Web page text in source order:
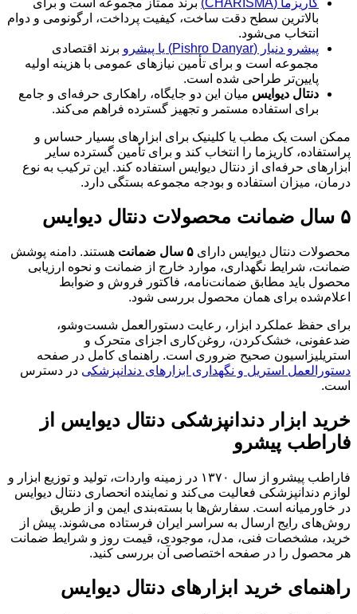
کاریزما (CHARISMA)
برند ممتاز مجموعه است و برای
بالاترین سطح دقت ساخت، کیفیت پرداخت، ارگونومی و دوام
انتخاب می‌شود.
پیشرو دنیار (Pishro Danyar) یا پیشرو
برند اقتصادی
مجموعه است و برای تأمین نیازهای عمومی با هزینه اولیه
پایین‌تر طراحی شده است.
دنتال دیوایس میان این دو جایگاه، راهکاری حرفه‌ای و جامع
برای استفاده مستمر و تجهیز گسترده فراهم می‌کند.
ممکن است یک مطب یا کلینیک برای ابزارهای بسیار حساس و
پراستفاده، کاریزما را انتخاب کند و برای تأمین گسترده سایر
ابزارهای حرفه‌ای از دنتال دیوایس استفاده کند. این ترکیب به نوع
درمان، میزان استفاده و بودجه مجموعه بستگی دارد.
۵ سال ضمانت محصولات دنتال دیوایس
محصولات دنتال دیوایس دارای ۵ سال ضمانت
هستند. دامنه پوشش
ضمانت، شرایط نگهداری، موارد خارج از ضمانت و نحوه ارزیابی
محصول باید مطابق ضمانت‌نامه، فاکتور فروش و ضوابط
اعلام‌شده برای همان محصول بررسی شود.
برای حفظ عملکرد ابزار، رعایت دستورالعمل شست‌وشو،
ضدعفونی، خشک‌کردن، روغن‌کاری اجزای متحرک و
استریلیزاسیون صحیح ضروری است. راهنمای کامل در صفحه
دستورالعمل استریل و نگهداری ابزارهای دندانپزشکی در دسترس
است.
خرید ابزار دندانپزشکی دنتال دیوایس از
فاراطب پیشرو
فاراطب پیشرو از سال ۱۳۷۰ در زمینه واردات، تولید و توزیع ابزار و
لوازم دندانپزشکی فعالیت می‌کند و نماینده انحصاری دنتال دیوایس
در خاورمیانه است. سفارش‌ها با بسته‌بندی ایمن و از طریق
روش‌های رایج ارسال به سراسر ایران فرستاده می‌شوند. پیش از
خرید، مشخصات فنی، مدل، موجودی، قیمت روز و شرایط ضمانت
هر محصول را در صفحه اختصاصی آن بررسی کنید.
راهنمای خرید ابزارهای دنتال دیوایس